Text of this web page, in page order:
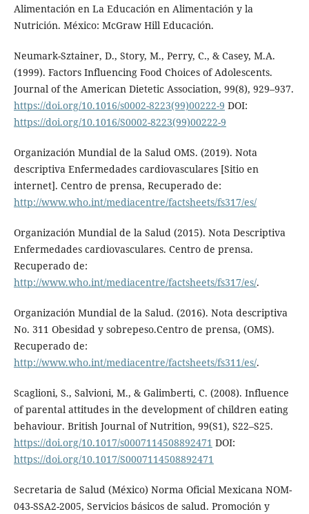
Alimentación en La Educación en Alimentación y la
Nutrición. México: McGraw Hill Educación.
Neumark-Sztainer, D., Story, M., Perry, C., & Casey, M.A.
(1999). Factors Influencing Food Choices of Adolescents.
Journal of the American Dietetic Association, 99(8), 929–937.
https://doi.org/10.1016/s0002-8223(99)00222-9 DOI:
https://doi.org/10.1016/S0002-8223(99)00222-9
Organización Mundial de la Salud OMS. (2019). Nota
descriptiva Enfermedades cardiovasculares [Sitio en
internet]. Centro de prensa, Recuperado de:
http://www.who.int/mediacentre/factsheets/fs317/es/
Organización Mundial de la Salud (2015). Nota Descriptiva
Enfermedades cardiovasculares. Centro de prensa.
Recuperado de:
http://www.who.int/mediacentre/factsheets/fs317/es/.
Organización Mundial de la Salud. (2016). Nota descriptiva
No. 311 Obesidad y sobrepeso.Centro de prensa, (OMS).
Recuperado de:
http://www.who.int/mediacentre/factsheets/fs311/es/.
Scaglioni, S., Salvioni, M., & Galimberti, C. (2008). Influence
of parental attitudes in the development of children eating
behaviour. British Journal of Nutrition, 99(S1), S22–S25.
https://doi.org/10.1017/s0007114508892471 DOI:
https://doi.org/10.1017/S0007114508892471
Secretaria de Salud (México) Norma Oficial Mexicana NOM-
043-SSA2-2005, Servicios básicos de salud. Promoción y